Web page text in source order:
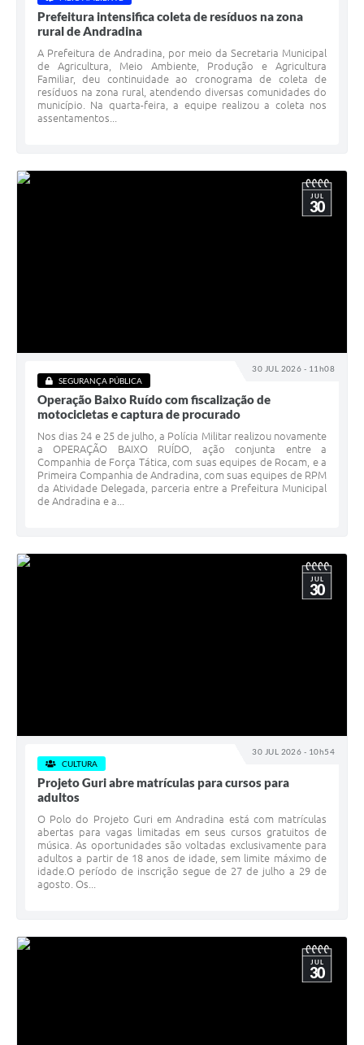
Prefeitura intensifica coleta de resíduos na zona
rural de Andradina
A Prefeitura de Andradina, por meio da Secretaria Municipal
de Agricultura, Meio Ambiente, Produção e Agricultura
Familiar, deu continuidade ao cronograma de coleta de
resíduos na zona rural, atendendo diversas comunidades do
município. Na quarta-feira, a equipe realizou a coleta nos
assentamentos...
30 JUL 2026 - 11h08
JUL
30
SEGURANÇA PÚBLICA
Operação Baixo Ruído com fiscalização de
motocicletas e captura de procurado
Nos dias 24 e 25 de julho, a Polícia Militar realizou novamente
a OPERAÇÃO BAIXO RUÍDO, ação conjunta entre a
Companhia de Força Tática, com suas equipes de Rocam, e a
Primeira Companhia de Andradina, com suas equipes de RPM
da Atividade Delegada, parceria entre a Prefeitura Municipal
de Andradina e a...
30 JUL 2026 - 10h54
JUL
30
CULTURA
Projeto Guri abre matrículas para cursos para
adultos
​O Polo do Projeto Guri em Andradina está com matrículas
abertas para vagas limitadas em seus cursos gratuitos de
música. As oportunidades são voltadas exclusivamente para
adultos a partir de 18 anos de idade, sem limite máximo de
idade. ​ O período de inscrição segue de 27 de julho a 29 de
agosto. Os...
JUL
30